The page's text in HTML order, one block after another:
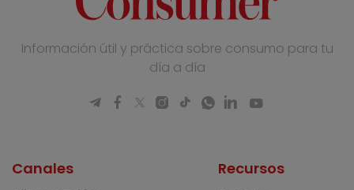
Información útil y práctica sobre consumo para tu
día a día
Canales Recursos